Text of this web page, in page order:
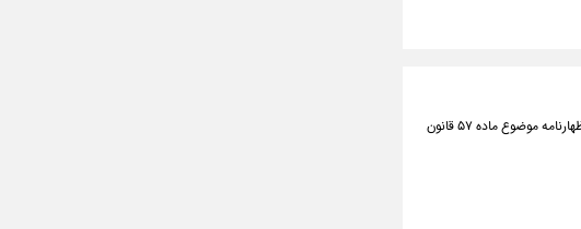
رئیس‌کل سازمان امور مالیاتی کشور از تمدید مهلت تسلیم اظهارنامه مالیات بر درآمد املاک و اظهارنامه موضوع ماده ۵۷ قانون